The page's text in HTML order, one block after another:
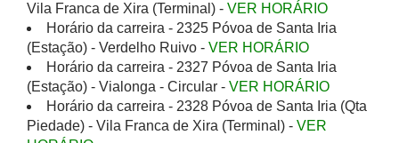
Vila Franca de Xira (Terminal) - VER HORÁRIO
Horário da carreira - 2325 Póvoa de Santa Iria
(Estação) - Verdelho Ruivo - VER HORÁRIO
Horário da carreira - 2327 Póvoa de Santa Iria
(Estação) - Vialonga - Circular - VER HORÁRIO
Horário da carreira - 2328 Póvoa de Santa Iria (Qta
Piedade) - Vila Franca de Xira (Terminal) - VER